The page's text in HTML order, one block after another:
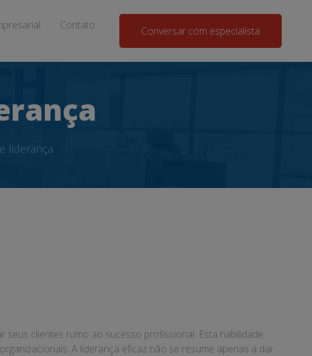
Contato Conversar com especialista
liderança
clientes rumo ao sucesso profissional. Esta habilidade
A liderança eficaz não se resume apenas a dar